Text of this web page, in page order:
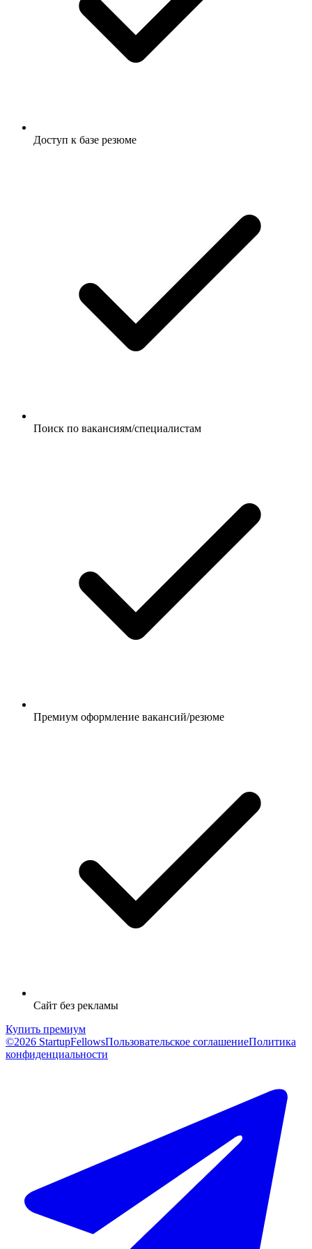
Доступ к базе резюме
Поиск по вакансиям/специалистам
Премиум оформление вакансий/резюме
Сайт без рекламы
Купить премиум
©2026 StartupFellowsПользовательское соглашениеПолитика
конфиденциальности